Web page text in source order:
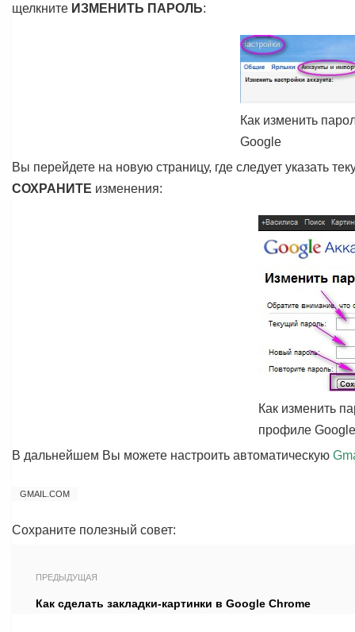
щелкните ИЗМЕНИТЬ ПАРОЛЬ:
Как изменить
Google
Вы перейдете на новую страницу, где следует указать
СОХРАНИТЕ изменения:
Как изменить
профиле Google
В дальнейшем Вы можете настроить автоматическую
GMAIL.COM
Сохраните полезный совет:
ПРЕДЫДУЩАЯ
Как сделать закладки-картинки в Google Chrome